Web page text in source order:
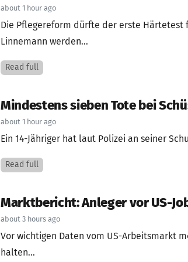
about 1 hour ago
Die Pflegereform dürfte der erste Härtetest
Linnemann werden...
Read full
Mindestens sieben Tote bei
about 1 hour ago
Ein 14-Jähriger hat laut Polizei an seiner
Read full
Marktbericht: Anleger vor US-
about 3 hours ago
Vor wichtigen Daten vom US-Arbeitsmarkt
halten...